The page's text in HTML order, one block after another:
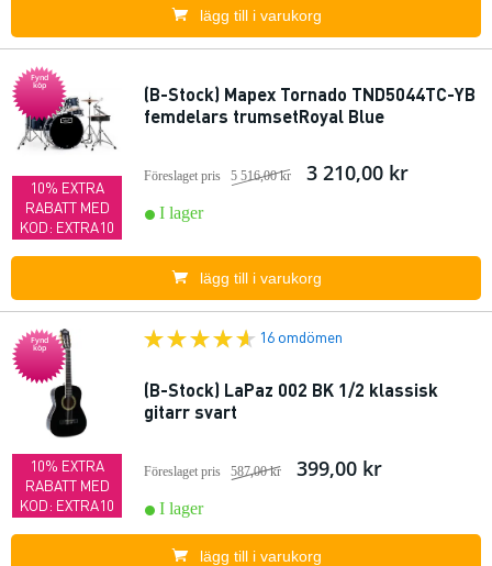
lägg till i varukorg
Fynd
köp
10% EXTRA
RABATT MED
KOD: EXTRA10
(B-Stock) Mapex Tornado TND5044TC-YB
femdelars trumsetRoyal Blue
Föreslaget pris 5 516,00 kr 3 210,00 kr
I lager
lägg till i varukorg
Fynd
köp
10% EXTRA
RABATT MED
KOD: EXTRA10
16 omdömen
(B-Stock) LaPaz 002 BK 1/2 klassisk
gitarr svart
Föreslaget pris 587,00 kr 399,00 kr
I lager
lägg till i varukorg